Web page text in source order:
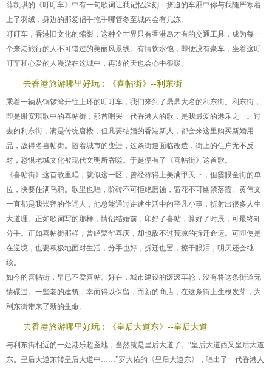
薛凯琪的《叮叮车》中有一句歌词让我记忆深刻：挤迫的车厢中你与我随严寒着
上了羽绒，身边的那爱侣手拖手哪管冬至城内会有几冻。
叮叮车，香港旧文化的缩影，这种全世界只有香港岛才有的交通工具，成为每一
个来港旅行的人不可错过的美丽风景线。有情饮水饱，即便没有豪车，坐着这叮
叮车和心爱的人漫游在这城中，再冷的天也会心中很暖。
去香港旅游哪里好玩：《喜帖街》--利东街
乘着一辆从铜锣湾开往上环的叮叮车，我们来到了鼎鼎大名的利东街。利东街，
即是谢安琪歌中的喜帖街，那首唱哭一代香港人的歌，是我最爱的港乐之一。过
去的利东街，满是传统唐楼，但凡要结婚的香港新人，都会来这里购买新婚用
品，故得名喜帖街。随着城市的变迁，这条街道面临改造，街上的住户无不反
对，恐惧老城文化被现代文明所吞噬。于是便有了《喜帖街》这首歌。
《喜帖街》这首歌里唱，就似这一区，曾经称得上美满甲天下，但霎眼全街的单
位，快要住满乌鸦。歌里也唱，阶砖不可拒绝磨蚀，窗花不可幽禁落霞。黄伟文
一直都是我崇拜的作词人，他总能通过讲述生活中的平凡小事，折射出很多人生
大道理。正如歌词写的那样，情侣结婚前，印好了喜帖，算好了时辰，可最终却
分手。正如喜帖街那样，曾经繁华喜庆，却也敌不过荒凉的拆迁命运。可即使是
在逆境，也要积极地面对生活，分手也好，拆迁也罢，擦干眼泪，明天还会继
续。
如今的喜帖街，早已不卖喜帖。好在，城市建设的滚滚车轮，没有将这条街道无
情碾过。一些老的建筑，幸而得以保留，而新的商店，在这条街上生根发芽，为
利东街带来了新的生命。
去香港旅游哪里好玩：《皇后大道东》--皇后大道
与利东街相近的一处港乐超圣地，当然就是皇后大道了。“皇后大道西又皇后大道
东。皇后大道东转皇后大道中……”罗大佑的《皇后大道东》，唱出了一代香港人